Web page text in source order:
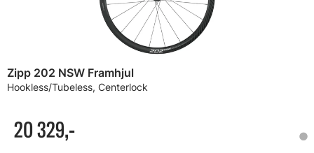
Zipp 202 NSW Framhjul
Hookless/Tubeless, Centerlock
20 329,-